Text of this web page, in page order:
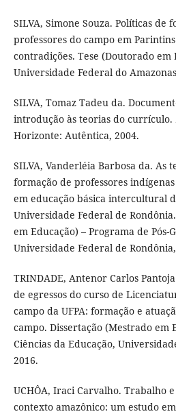
SILVA, Simone Souza. Políticas de
professores do campo em
contradições. Tese (Doutorado em
Universidade Federal do
SILVA, Tomaz Tadeu da.
introdução às teorias do currículo.
Horizonte: Autêntica, 2004.
SILVA, Vanderléia Barbosa da. As
formação de professores
em educação básica intercultural
Universidade Federal de
em Educação) – Programa de Pós-
Universidade Federal de
TRINDADE, Antenor Carlos
de egressos do curso de
campo da UFPA: formação e
campo. Dissertação (Mestrado em
Ciências da Educação,
2016.
UCHÔA, Iraci Carvalho. Trabalho
contexto amazônico: um estudo